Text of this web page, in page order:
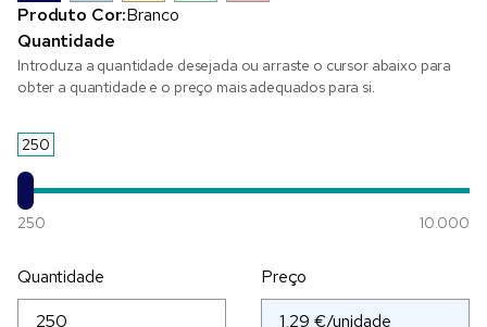
Produto Cor:Branco
Quantidade
Introduza a quantidade desejada ou arraste o cursor abaixo para
obter a quantidade e o preço mais adequados para si.
250
250 10.000
Quantidade Preço